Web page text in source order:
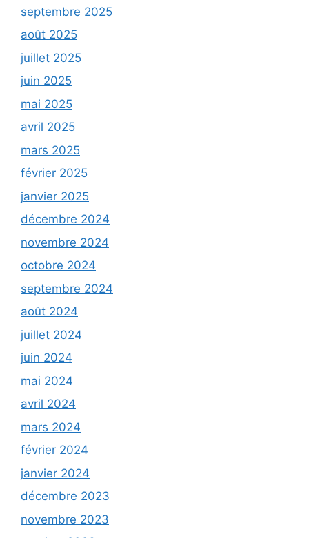
septembre 2025
août 2025
juillet 2025
juin 2025
mai 2025
avril 2025
mars 2025
février 2025
janvier 2025
décembre 2024
novembre 2024
octobre 2024
septembre 2024
août 2024
juillet 2024
juin 2024
mai 2024
avril 2024
mars 2024
février 2024
janvier 2024
décembre 2023
novembre 2023